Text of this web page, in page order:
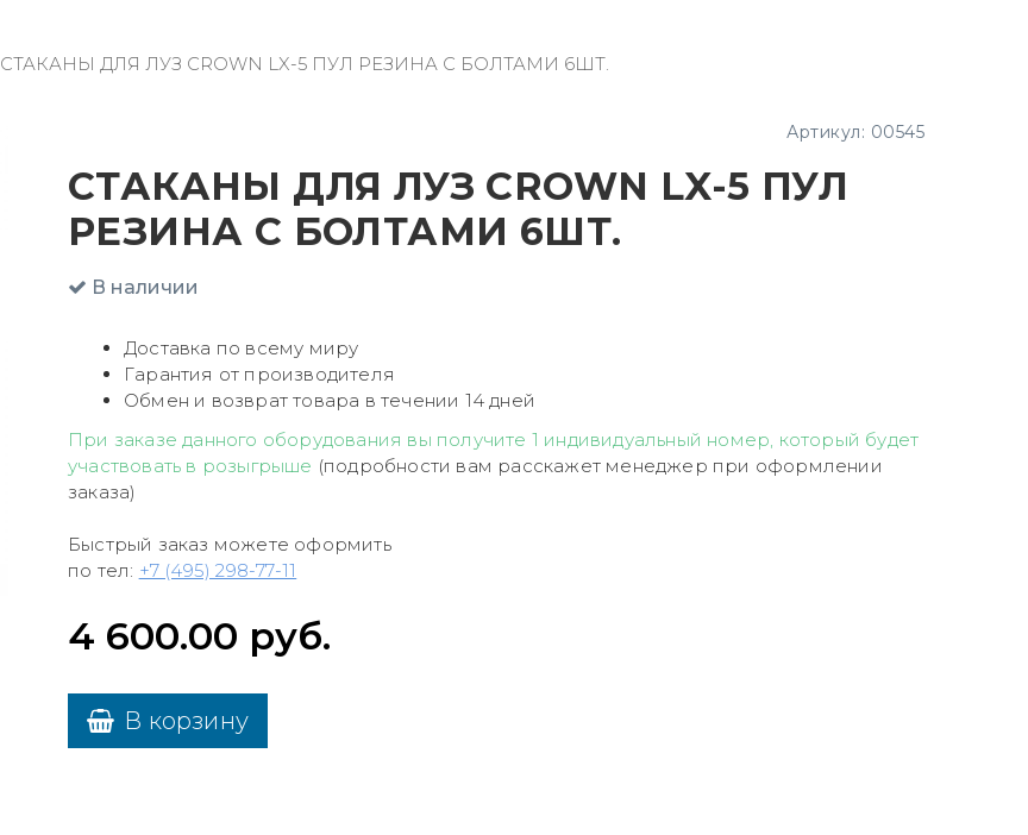
СТАКАНЫ ДЛЯ ЛУЗ СROWN LX-5 ПУЛ РЕЗИНА С БОЛТАМИ 6ШТ.
Артикул: 00545
СТАКАНЫ ДЛЯ ЛУЗ СROWN LX-5 ПУЛ
РЕЗИНА С БОЛТАМИ 6ШТ.
В наличии
Доставка по всему миру
Гарантия от производителя
Обмен и возврат товара в течении 14 дней
При заказе данного оборудования вы получите 1 индивидуальный номер, который будет
участвовать в розыгрыше (подробности вам расскажет менеджер при оформлении
заказа)
Быстрый заказ можете оформить
по тел: +7 (495) 298-77-11
4 600.00 руб.
В корзину